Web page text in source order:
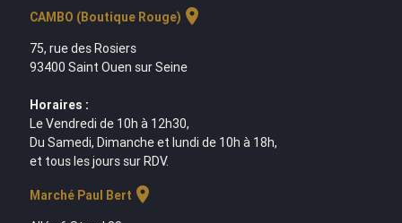
CAMBO (Boutique Rouge) location_on
75, rue des Rosiers
93400 Saint Ouen sur Seine
Horaires :
Le Vendredi de 10h à 12h30,
Du Samedi, Dimanche et lundi de 10h à 18h,
et tous les jours sur RDV.
Marché Paul Bert location_on